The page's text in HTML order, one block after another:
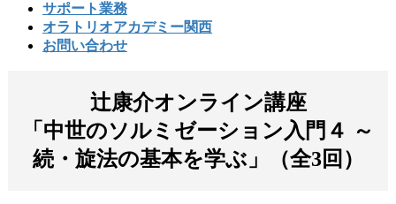
サポート業務
オラトリオアカデミー関西
お問い合わせ
辻康介オンライン講座
「中世のソルミゼーション入門４ ～
続・旋法の基本を学ぶ」（全3回）